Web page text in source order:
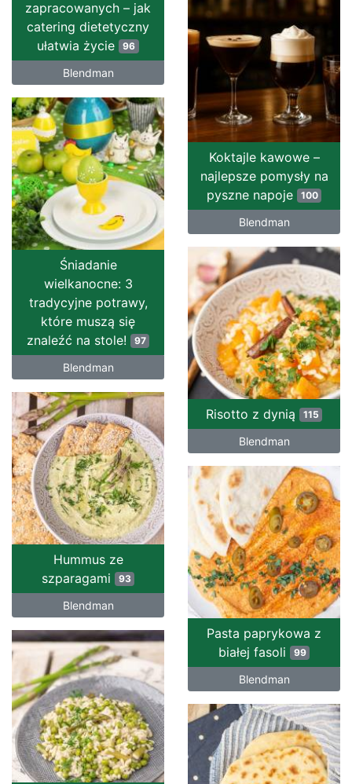
zapracowanych – jak
catering dietetyczny
ułatwia życie 96
Blendman
Koktajle kawowe –
najlepsze pomysły na
pyszne napoje
100
Blendman
Śniadanie
wielkanocne: 3
tradycyjne potrawy,
które muszą się
znaleźć na stole!
97
Blendman
Risotto z dynią 115
Blendman
Hummus ze
szparagami
93
Blendman
Pasta paprykowa z
białej fasoli
99
Blendman